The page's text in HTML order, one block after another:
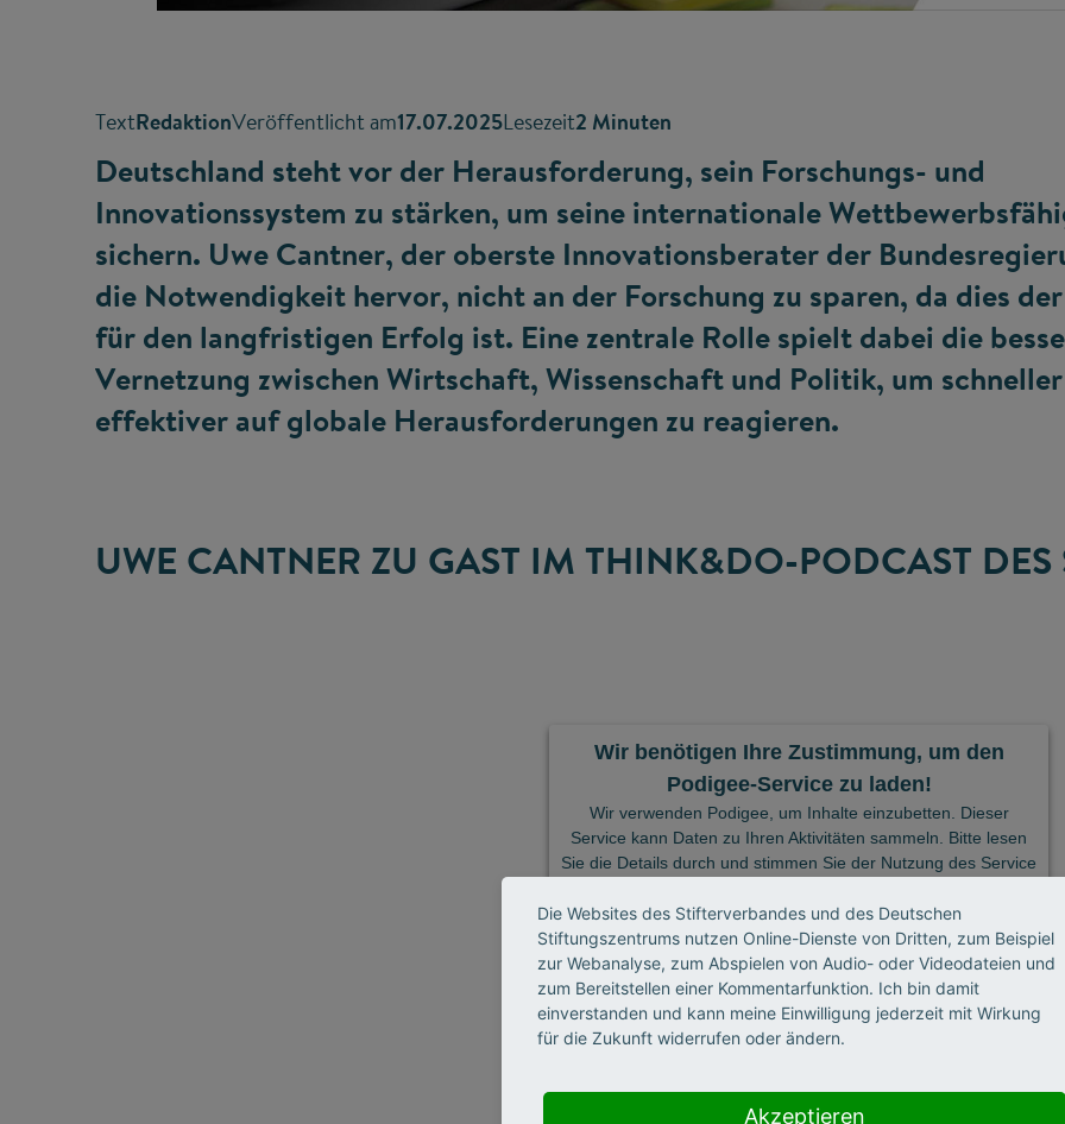
TextRedaktionVeröffentlicht am17.07.2025Lesezeit2 Minuten
Deutschland steht vor der Herausforderung, sein Forschungs- und
Innovationssystem zu stärken, um seine internationale
sichern. Uwe Cantner, der oberste Innovationsberater der
die Notwendigkeit hervor, nicht an der Forschung zu sparen, da dies
für den langfristigen Erfolg ist. Eine zentrale Rolle spielt dabei die
Vernetzung zwischen Wirtschaft, Wissenschaft und Politik, um
effektiver auf globale Herausforderungen zu reagieren.
UWE CANTNER ZU GAST IM THINK&DO-PODCAST DES
Wir benötigen Ihre Zustimmung, um den
Podigee-Service zu laden!
Wir verwenden Podigee, um Inhalte einzubetten. Dieser
Service kann Daten zu Ihren Aktivitäten sammeln. Bitte lesen
Sie die Details durch und stimmen Sie der Nutzung des Service
Mehr Informationen Akzeptieren
Powered by Usercentrics Consent Management Platform
Die Websites des Stifterverbandes und des Deutschen
Stiftungszentrums nutzen Online-Dienste von Dritten, zum Beispiel
zur Webanalyse, zum Abspielen von Audio- oder Videodateien und
zum Bereitstellen einer Kommentarfunktion. Ich bin damit
einverstanden und kann meine Einwilligung jederzeit mit Wirkung
für die Zukunft widerrufen oder ändern.
Akzeptieren